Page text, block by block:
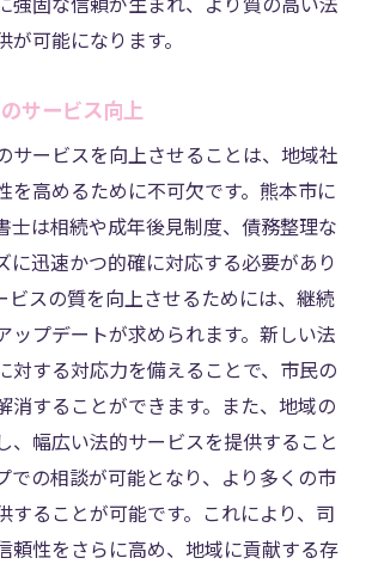
強固な信頼が生まれ、より質の高い法
が可能になります。
サービス向上
サービスを向上させることは、地域社
を高めるために不可欠です。熊本市に
士は相続や成年後見制度、債務整理な
に迅速かつ的確に対応する必要があり
ビスの質を向上させるためには、継続
ップデートが求められます。新しい法
対する対応力を備えることで、市民の
消することができます。また、地域の
、幅広い法的サービスを提供すること
での相談が可能となり、より多くの市
することが可能です。これにより、司
頼性をさらに高め、地域に貢献する存